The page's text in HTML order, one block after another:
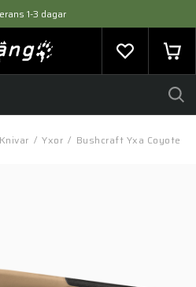
1-3 dagar
med SVEA
Kvalitetsprodukter
Knivar / Yxor / Bushcraft Yxa Coyote